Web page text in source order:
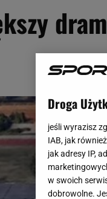
Droga
jeśli wyrazisz
IAB, jak
jak adresy IP,
w swoich
dobrowolne.